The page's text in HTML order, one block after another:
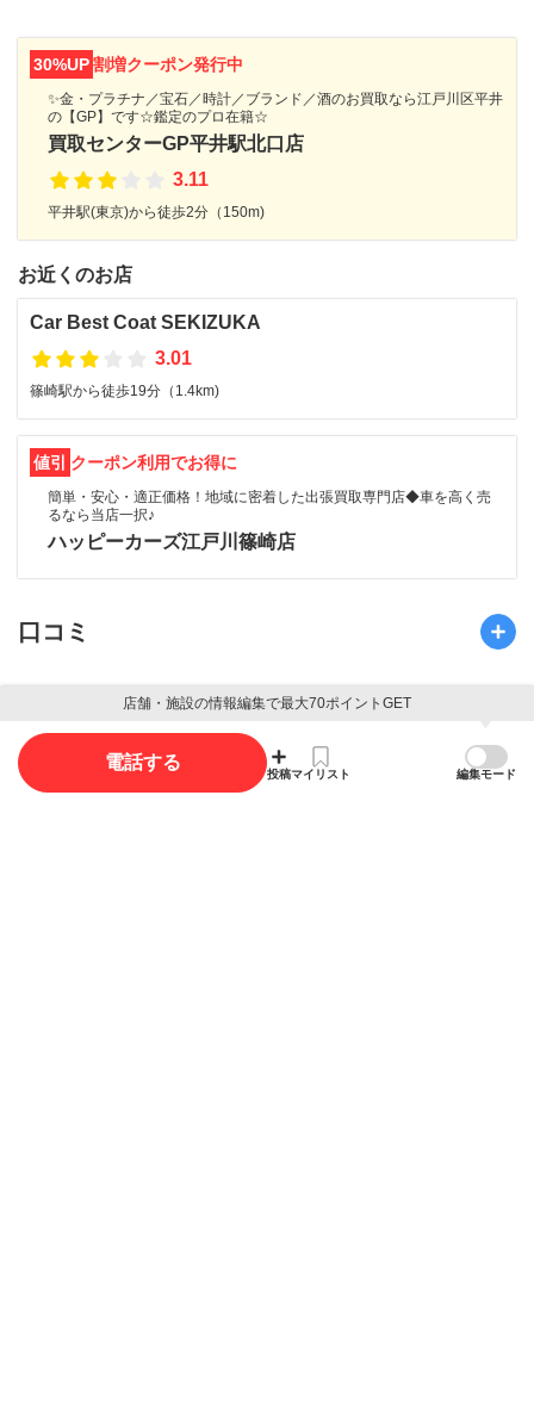
30%UP割増クーポン発行中
✨金・プラチナ／宝石／時計／ブランド／酒のお買取なら江戸川区平井
の【GP】です☆鑑定のプロ在籍☆
買取センターGP平井駅北口店
3.11
平井駅(東京)から徒歩2分（150m)
お近くのお店
Car Best Coat SEKIZUKA
3.01
篠崎駅から徒歩19分（1.4km)
値引 クーポン利用でお得に
簡単・安心・適正価格！地域に密着した出張買取専門店◆車を高く売
るなら当店一択♪
ハッピーカーズ江戸川篠崎店
口コミ
口コミ投稿で最大65ポイント獲得できます
口コミを投稿する
店舗・施設の情報編集で最大70ポイントGET
電話する
投稿マイリスト 編集モード